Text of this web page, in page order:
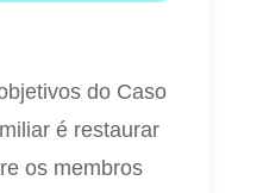
do Caso
é restaurar
os membros